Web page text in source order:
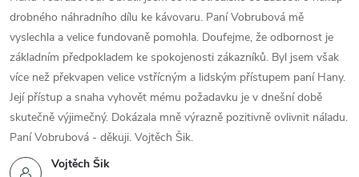
Vojtěch Šik
drobného náhradního dílu ke kávovaru. Paní Vobrubová mě
vyslechla a velice fundovaně pomohla. Doufejme, že odbornost je
základním předpokladem ke spokojenosti zákazníků. Byl jsem však
více než překvapen velice vstřícným a lidským přístupem paní Hany.
Její přístup a snaha vyhovět mému požadavku je v dnešní době
skutečně výjimečný. Dokázala mně výrazně pozitivně ovlivnit náladu.
Paní Vobrubová - děkuji. Vojtěch Šik.